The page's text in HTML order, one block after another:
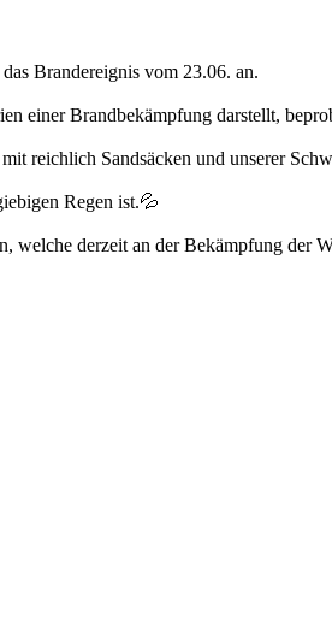
Brandereignis vom 23.06. an.
einer Brandbekämpfung darstellt,
reichlich Sandsäcken und unserer
Regen ist.💦
welche derzeit an der Bekämpfung der